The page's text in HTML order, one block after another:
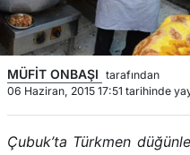
MÜFİT ONBAŞI tarafından
06 Haziran, 2015 17:51 tarihinde
Çubuk’ta Türkmen